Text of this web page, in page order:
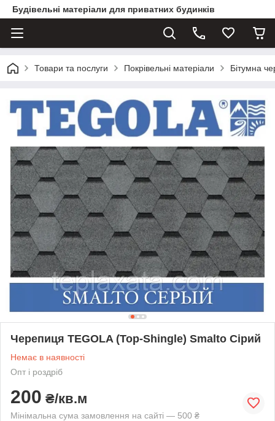
Будівельні матеріали для приватних будинків
Товари та послуги Покрівельні матеріали Бітумна
Черепиця TEGOLA (Top-Shingle) Smalto Сірий
Немає в наявності
Опт і роздріб
200 ₴/кв.м
Мінімальна сума замовлення на сайті — 500 ₴